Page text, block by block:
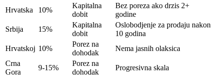
Hrvatska 10%
Kapitalna
dobit
Bez poreza ako drzis 2+
godine
Srbija
15%
Kapitalna
dobit
Oslobodjenje za prodaju nakon
10 godina
Hrvatskoj 10%
Porez na
dohodak
Nema jasnih olaksica
Crna
Gora
9-15%
Porez na
dohodak
Progresivna skala